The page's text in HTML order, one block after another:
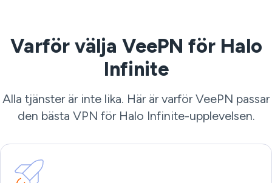
Varför välja VeePN för Halo
Infinite
Alla tjänster är inte lika. Här är varför VeePN passar
den bästa VPN för Halo Infinite-upplevelsen.